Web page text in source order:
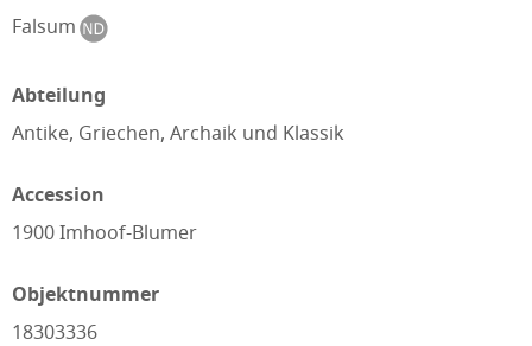
Falsum
Abteilung
Antike, Griechen, Archaik und Klassik
Accession
1900 Imhoof-Blumer
Objektnummer
18303336